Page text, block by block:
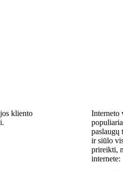
kliento
Interneto
paslaugų
ir siūlo
prireikti,
internete: